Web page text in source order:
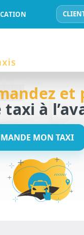
et
à
MON TAXI